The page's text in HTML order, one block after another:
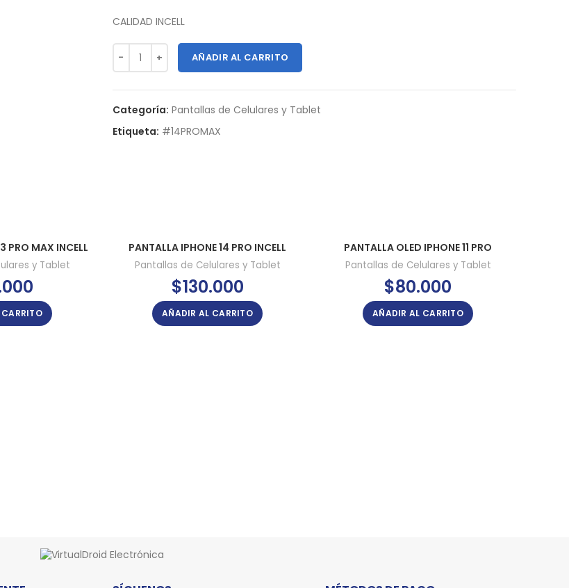
CALIDAD INCELL
AÑADIR AL CARRITO
Categoría: Pantallas de Celulares y Tablet
Etiqueta: #14PROMAX
PRO MAX INCELL
y Tablet
PANTALLA IPHONE 14 PRO INCELL
Pantallas de Celulares y Tablet
$130.000
AÑADIR AL CARRITO
PANTALLA OLED IPHONE 11 PRO
Pantallas de Celulares y Tablet
$80.000
AÑADIR AL CARRITO